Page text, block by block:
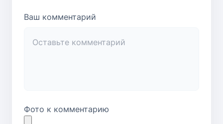
Ваш комментарий
Фото к комментарию